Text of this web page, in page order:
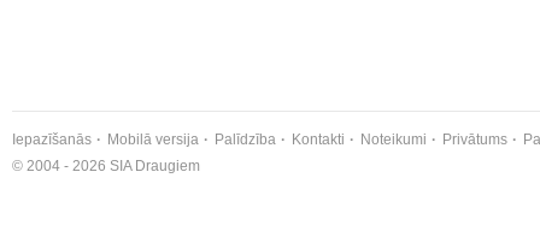
Iepazīšanās Mobilā versija Palīdzība Kontakti Noteikumi Privātums
© 2004 - 2026 SIA Draugiem